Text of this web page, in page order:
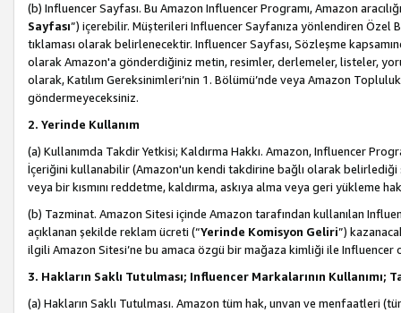
(b) Influencer Sayfası. Bu Amazon Influencer Programı, Amazon
Sayfası”) içerebilir. Müşterileri Influencer Sayfanıza yönlendiren Özel
tıklaması olarak belirlenecektir. Influencer Sayfası, Sözleşme
olarak Amazon'a gönderdiğiniz metin, resimler, derlemeler, listeler,
olarak, Katılım Gereksinimleri’nin 1. Bölümü’nde veya Amazon
göndermeyeceksiniz.
2. Yerinde Kullanım
(a) Kullanımda Takdir Yetkisi; Kaldırma Hakkı. Amazon, Influencer
İçeriğini kullanabilir (Amazon'un kendi takdirine bağlı olarak belirlediği
veya bir kısmını reddetme, kaldırma, askıya alma veya geri yükleme
(b) Tazminat. Amazon Sitesi içinde Amazon tarafından kullanılan
açıklanan şekilde reklam ücreti (“Yerinde Komisyon Geliri”)
ilgili Amazon Sitesi’ne bu amaca özgü bir mağaza kimliği ile Influencer
3. Hakların Saklı Tutulması; Influencer Markalarının Kullanımı;
(a) Hakların Saklı Tutulması. Amazon tüm hak, unvan ve menfaatleri